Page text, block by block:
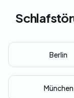
Berlin
München